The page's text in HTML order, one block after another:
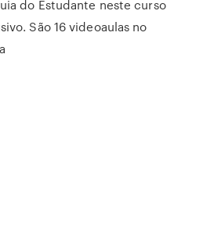
do Estudante neste curso
São 16 videoaulas no